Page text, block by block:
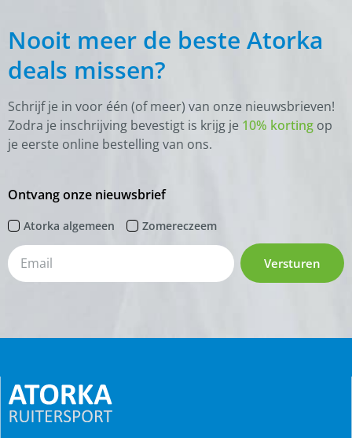
Nooit meer de beste Atorka
deals missen?
Schrijf je in voor één (of meer) van onze nieuwsbrieven!
Zodra je inschrijving bevestigt is krijg je 10% korting op
je eerste online bestelling van ons.
Ontvang onze nieuwsbrief
Atorka algemeen Zomereczeem
Versturen